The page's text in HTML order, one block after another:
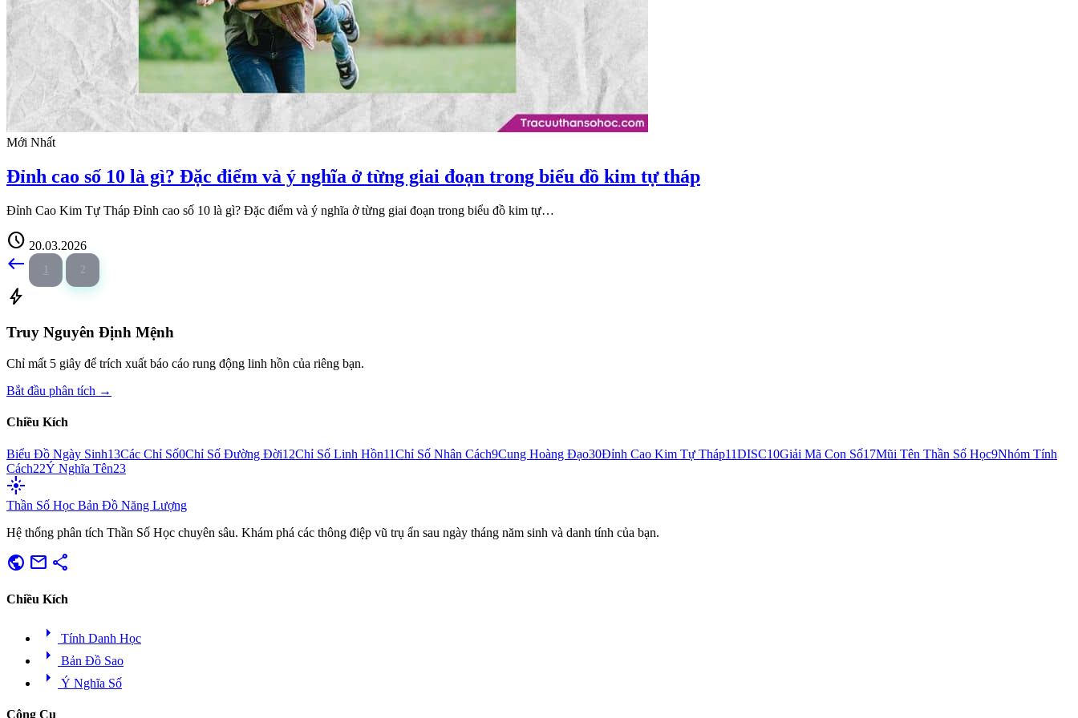
Mới Nhất
Đỉnh cao số 10 là gì? Đặc điểm và ý nghĩa ở từng giai đoạn trong biểu đồ kim tự tháp
Đỉnh Cao Kim Tự Tháp Đỉnh cao số 10 là gì? Đặc điểm và ý nghĩa ở từng giai đoạn trong biểu đồ kim tự…
schedule 20.03.2026
west 1 2
bolt
Truy Nguyên Định Mệnh
Chỉ mất 5 giây để trích xuất báo cáo rung động linh hồn của riêng bạn.
Bắt đầu phân tích →
Chiều Kích
Biểu Đồ Ngày Sinh13Các Chỉ Số0Chỉ Số Đường Đời12Chỉ Số Linh Hồn11Chỉ Số Nhân Cách9Cung Hoàng Đạo30Đỉnh Cao Kim Tự Tháp11DISC10Giải Mã Con Số17Mũi Tên Thần Số Học9Nhóm Tính
Cách22Ý Nghĩa Tên23
flare
Thần Số Học Bản Đồ Năng Lượng
Hệ thống phân tích Thần Số Học chuyên sâu. Khám phá các thông điệp vũ trụ ẩn sau ngày tháng năm sinh và danh tính của bạn.
public mail share
Chiều Kích
arrow_right Tính Danh Học
arrow_right Bản Đồ Sao
arrow_right Ý Nghĩa Số
Công Cụ